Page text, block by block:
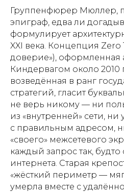
Группенфюрер Мюллер,
эпиграф, едва ли
формулирует
XXI века. Концепция Zero
доверие»),
Киндервагом около 2010
возведённая в ранг
стратегий, гласит
не верь никому — ни
из «внутренней» сети, ни
с правильным адресом,
«своего» межсетевого
каждый запрос так,
интернета. Старая
«жёсткий периметр —
умерла вместе с